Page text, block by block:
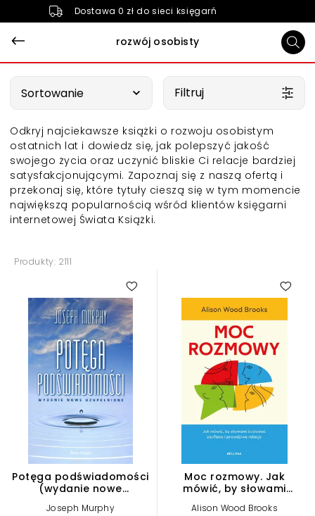
Dostawa 0 zł do sieci księgarń
rozwój osobisty
Odkryj najciekawsze książki o rozwoju osobistym
ostatnich lat i dowiedz się, jak polepszyć jakość
swojego życia oraz uczynić bliskie Ci relacje bardziej
satysfakcjonującymi. Zapoznaj się z naszą ofertą i
przekonaj się, które tytuły cieszą się w tym momencie
największą popularnością wśród klientów księgarni
internetowej Świata Książki.
Sortowanie Filtruj
Produkty: 2111
Potęga podświadomości
(wydanie nowe
Joseph Murphy
Moc rozmowy. Jak
mówić, by słowami
prawdziwe relacje
Alison Wood Brooks